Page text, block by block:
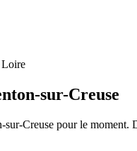
Loire
sur-Creuse
Creuse pour le moment.